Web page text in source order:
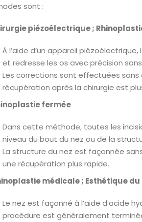
sont :
piézoélectrique ;
À l’aide d’un appareil
et redresse les os avec précision
Les corrections sont effectuées sans
récupération après la chirurgie est
fermée
Dans cette méthode, toutes les
niveau du bout du nez ou de la
La structure du nez est façonnée
une récupération plus rapide.
médicale ; Esthétique
Le nez est façonné à l’aide d’acide
procédure est généralement